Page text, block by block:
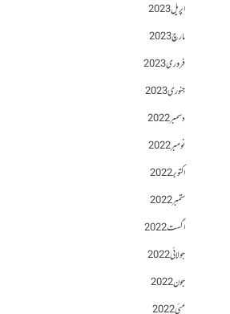
اپریل 2023
مارچ 2023
فروری 2023
جنوری 2023
دسمبر 2022
نومبر 2022
اکتوبر 2022
ستمبر 2022
اگست 2022
جولائی 2022
جون 2022